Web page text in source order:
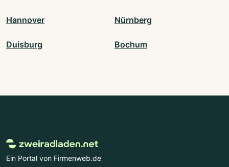
Hannover Nürnberg
Duisburg Bochum
Ein Portal von Firmenweb.de